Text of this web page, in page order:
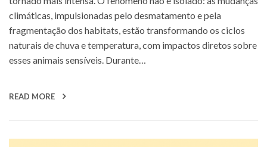
climáticas, impulsionadas pelo desmatamento e pela
fragmentação dos habitats, estão transformando os ciclos
naturais de chuva e temperatura, com impactos diretos sobre
esses animais sensíveis. Durante…
READ MORE